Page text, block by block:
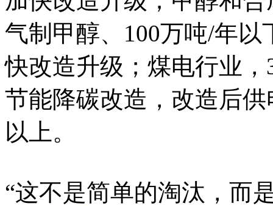
气制甲醇、100万吨/年
快改造升级；煤电行业
节能降碳改造，改造后
以上。
“这不是简单的淘汰，而